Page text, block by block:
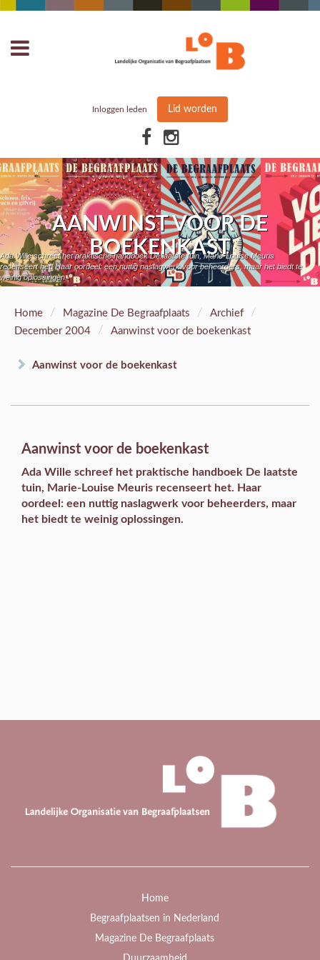
Inloggen leden Lid worden
AANWINST VOOR DE
BOEKENKAST
Ada Wille schreef het praktische handboek De laatste tuin, Marie-Louise Meuris
recenseert het. Haar oordeel: een nuttig naslagwerk voor beheerders, maar het biedt te
weinig oplossingen.
Home / Magazine De Begraafplaats / Archief /
December 2004 / Aanwinst voor de boekenkast
Aanwinst voor de boekenkast
Aanwinst voor de boekenkast
Ada Wille schreef het praktische handboek De laatste
tuin, Marie-Louise Meuris recenseert het. Haar
oordeel: een nuttig naslagwerk voor beheerders, maar
het biedt te weinig oplossingen.
Home
Begraafplaatsen in Nederland
Magazine De Begraafplaats